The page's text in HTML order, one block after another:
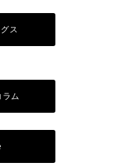
ス
ム